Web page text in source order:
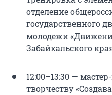
отделение
государственного
молодежи
Забайкальского
12:00–13:30 —
творчеству